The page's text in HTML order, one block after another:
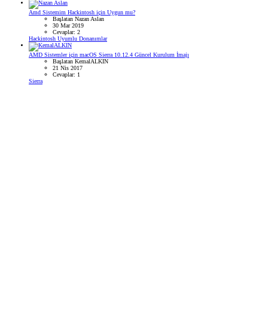
Amd Sistemim Hackintosh için Uygun mu?
Başlatan Nazan Aslan
30 Mar 2019
Cevaplar: 2
Hackintosh Uyumlu Donanımlar
AMD Sistemler için macOS Sierra 10.12.4 Güncel Kurulum İmajı
Başlatan KemalALKIN
21 Nis 2017
Cevaplar: 1
Sierra